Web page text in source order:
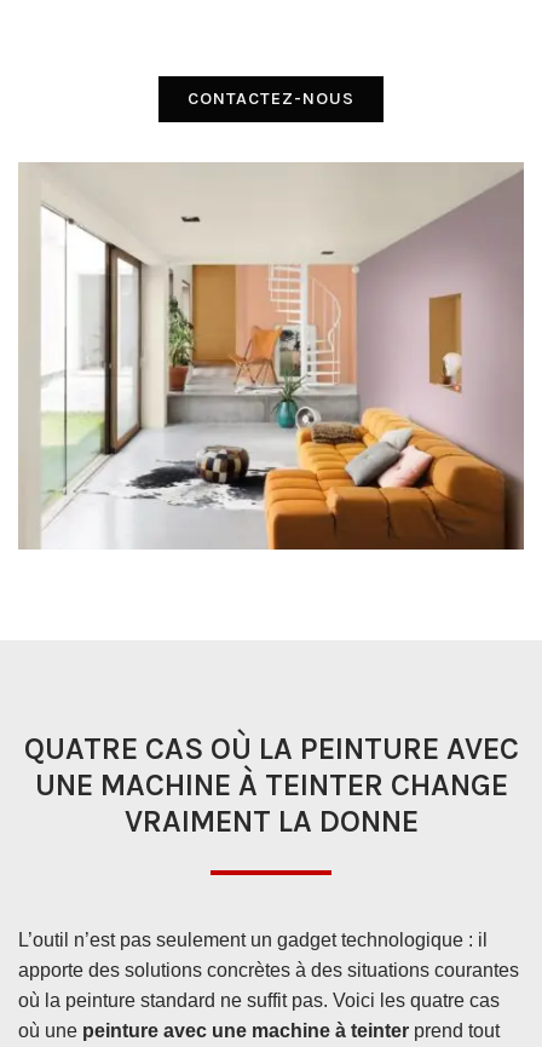
CONTACTEZ-NOUS
QUATRE CAS OÙ LA PEINTURE AVEC
UNE MACHINE À TEINTER CHANGE
VRAIMENT LA DONNE
L’outil n’est pas seulement un gadget technologique : il
apporte des solutions concrètes à des situations courantes
où la peinture standard ne suffit pas. Voici les quatre cas
où une peinture avec une machine à teinter prend tout